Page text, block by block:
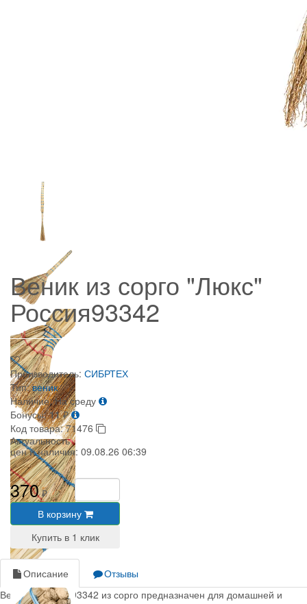
Веник из сорго "Люкс"
Россия93342
Производитель: СИБРТЕХ
Тип: веник
Наличие: На среду
Бонусы: 11₽
Код товара:71476
Актуальность
цен и наличия: 09.08.26 06:39
370₽
В корзину
Описание
Отзывы
Веник «ЛЮКС» 93342 из сорго предназначен для домашней и